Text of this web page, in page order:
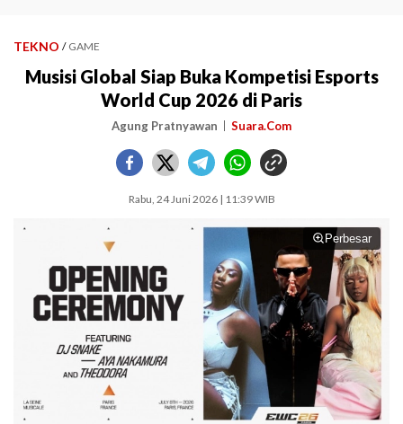
TEKNO / GAME
Musisi Global Siap Buka Kompetisi Esports
World Cup 2026 di Paris
Agung Pratnyawan Suara.Com
Rabu, 24 Juni 2026 | 11:39 WIB
Perbesar